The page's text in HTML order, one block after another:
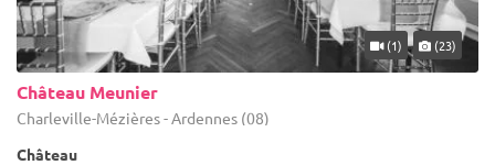
(1) (23)
Château Meunier
Charleville-Mézières - Ardennes (08)
Château